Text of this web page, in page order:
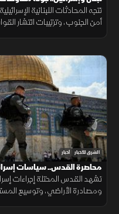
تتجه المحادثات اللبنانية
أمن الجنوب، وترتيبات انتشار
الشرق للأخبار أخبار
محاصرة القدس.. سياسات
تشهد القدس المحتلة إجراءات
ومصادرة الأراضي، وتوسيع